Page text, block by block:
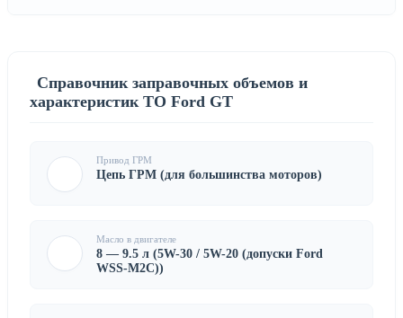
Справочник заправочных объемов и
характеристик ТО Ford GT
Привод ГРМ
Цепь ГРМ (для большинства моторов)
Масло в двигателе
8 — 9.5 л (5W-30 / 5W-20 (допуски Ford
WSS-M2C))